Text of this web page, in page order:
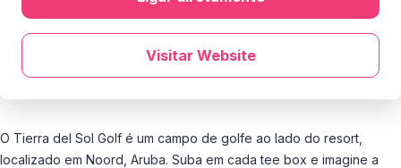
O Tierra del Sol Golf é um campo de golfe ao lado do resort,
localizado em Noord, Aruba. Suba em cada tee box e imagine a
Visitar Website